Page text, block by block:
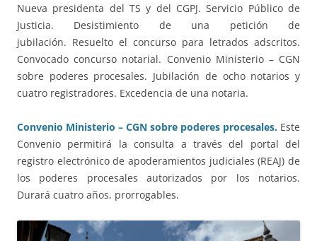
Nueva presidenta del TS y del CGPJ. Servicio Público de
Justicia. Desistimiento de una petición de
jubilación. Resuelto el concurso para letrados adscritos.
Convocado concurso notarial. Convenio Ministerio – CGN
sobre poderes procesales. Jubilación de ocho notarios y
cuatro registradores. Excedencia de una notaria.
Convenio Ministerio – CGN sobre poderes procesales. Este
Convenio permitirá la consulta a través del portal del
registro electrónico de apoderamientos judiciales (REAJ) de
los poderes procesales autorizados por los notarios.
Durará cuatro años, prorrogables.